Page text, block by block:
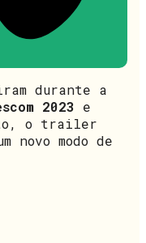
durante a
2023 e
o trailer
novo modo de